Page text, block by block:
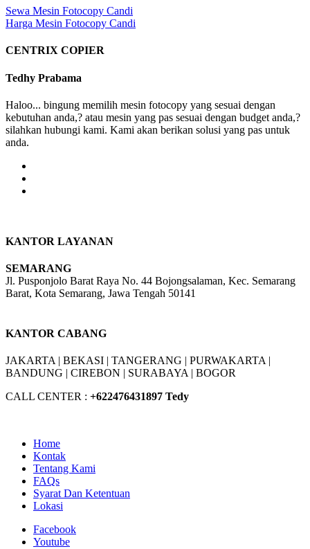
Sewa Mesin Fotocopy Candi
Harga Mesin Fotocopy Candi
CENTRIX COPIER
Tedhy Prabama
Haloo... bingung memilih mesin fotocopy yang sesuai dengan
kebutuhan anda,? atau mesin yang pas sesuai dengan budget anda,?
silahkan hubungi kami. Kami akan berikan solusi yang pas untuk
anda.
KANTOR LAYANAN
SEMARANG
Jl. Pusponjolo Barat Raya No. 44 Bojongsalaman, Kec. Semarang
Barat, Kota Semarang, Jawa Tengah 50141
KANTOR CABANG
JAKARTA | BEKASI | TANGERANG | PURWAKARTA |
BANDUNG | CIREBON | SURABAYA | BOGOR
CALL CENTER : +622476431897 Tedy
Home
Kontak
Tentang Kami
FAQs
Syarat Dan Ketentuan
Lokasi
Facebook
Youtube